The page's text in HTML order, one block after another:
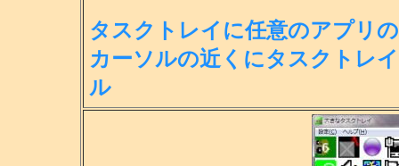
タスクトレイに任意のアプリ
カーソルの近くにタスクトレ
ル